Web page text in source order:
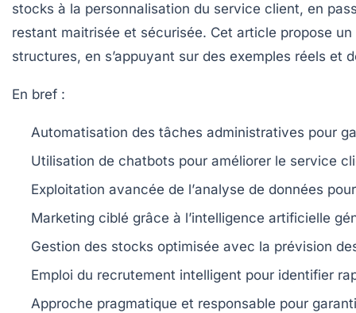
stocks à la personnalisation du service client, en
restant maitrisée et sécurisée. Cet article propose
structures, en s’appuyant sur des exemples réels et
En bref :
Automatisation des tâches administratives pour
Utilisation de chatbots pour améliorer le service
Exploitation avancée de l’analyse de données
Marketing ciblé grâce à l’intelligence artificielle
Gestion des stocks optimisée avec la prévision
Emploi du recrutement intelligent pour identifier
Approche pragmatique et responsable pour